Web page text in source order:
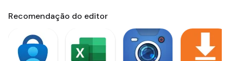
Recomendação do editor